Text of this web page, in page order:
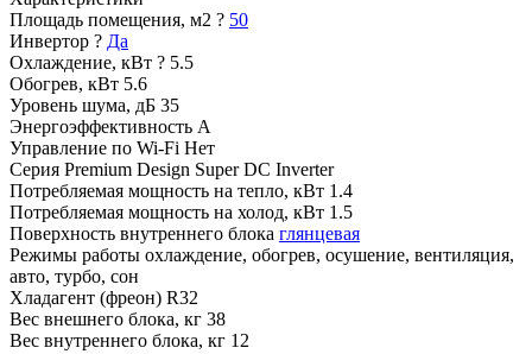
Площадь помещения, м2 ? 50
Инвертор ? Да
Охлаждение, кВт ? 5.5
Обогрев, кВт 5.6
Уровень шума, дБ 35
Энергоэффективность A
Управление по Wi-Fi Нет
Серия Premium Design Super DC Inverter
Потребляемая мощность на тепло, кВт 1.4
Потребляемая мощность на холод, кВт 1.5
Поверхность внутреннего блока глянцевая
Режимы работы охлаждение, обогрев, осушение, вентиляция,
авто, турбо, сон
Хладагент (фреон) R32
Вес внешнего блока, кг 38
Вес внутреннего блока, кг 12